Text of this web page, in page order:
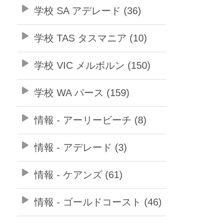
学校 SA アデレード (36)
学校 TAS タスマニア (10)
学校 VIC メルボルン (150)
学校 WA パース (159)
情報 - アーリービーチ (8)
情報 - アデレード (3)
情報 - ケアンズ (61)
情報 - ゴールドコースト (46)